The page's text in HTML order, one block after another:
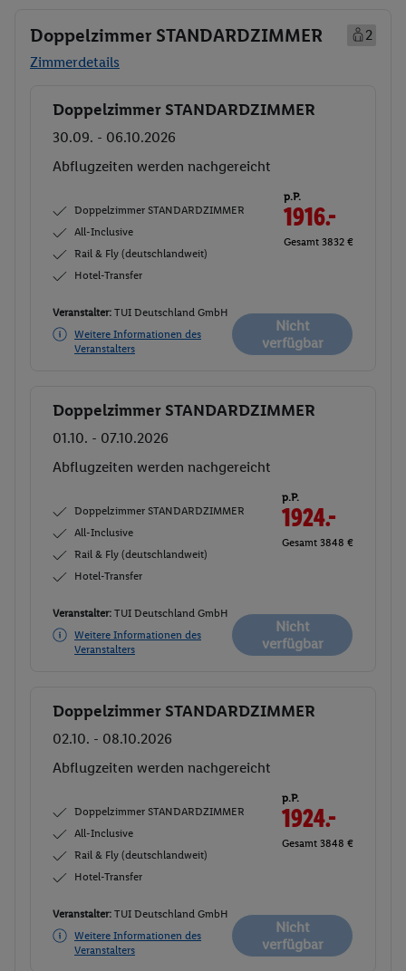
Doppelzimmer STANDARDZIMMER
2
Zimmerdetails
Buchen
Doppelzimmer STANDARDZIMMER
30.09. - 06.10.2026
Abflugzeiten werden nachgereicht
Doppelzimmer STANDARDZIMMER
All-Inclusive
Rail & Fly (deutschlandweit)
Hotel-Transfer
p.P.
1916.-
Gesamt 3832 €
Veranstalter: TUI Deutschland GmbH
Weitere Informationen des
Veranstalters
Nicht
verfügbar
Buchen
Doppelzimmer STANDARDZIMMER
01.10. - 07.10.2026
Abflugzeiten werden nachgereicht
Doppelzimmer STANDARDZIMMER
All-Inclusive
Rail & Fly (deutschlandweit)
Hotel-Transfer
p.P.
1924.-
Gesamt 3848 €
Veranstalter: TUI Deutschland GmbH
Weitere Informationen des
Veranstalters
Nicht
verfügbar
Buchen
Doppelzimmer STANDARDZIMMER
02.10. - 08.10.2026
Abflugzeiten werden nachgereicht
Doppelzimmer STANDARDZIMMER
All-Inclusive
Rail & Fly (deutschlandweit)
Hotel-Transfer
p.P.
1924.-
Gesamt 3848 €
Veranstalter: TUI Deutschland GmbH
Weitere Informationen des
Veranstalters
Nicht
verfügbar